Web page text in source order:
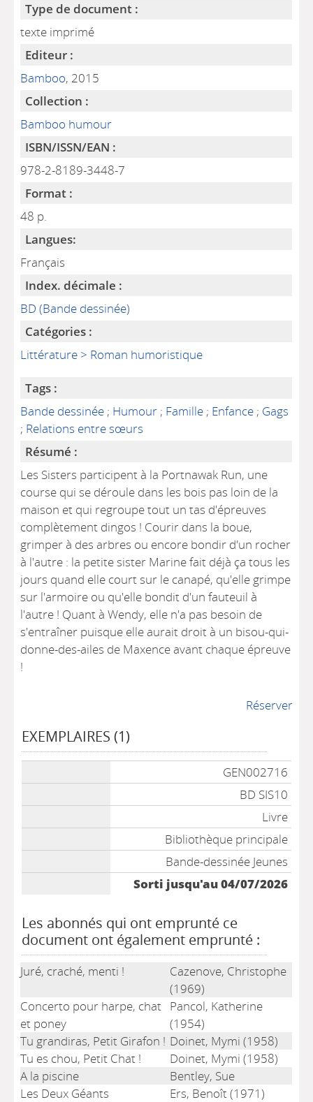
Type de document :
texte imprimé
Editeur :
Bamboo, 2015
Collection :
Bamboo humour
ISBN/ISSN/EAN :
978-2-8189-3448-7
Format :
48 p.
Langues:
Français
Index. décimale :
BD (Bande dessinée)
Catégories :
Littérature > Roman humoristique
Tags :
Bande dessinée ; Humour ; Famille ; Enfance ; Gags
; Relations entre sœurs
Résumé :
Les Sisters participent à la Portnawak Run, une
course qui se déroule dans les bois pas loin de la
maison et qui regroupe tout un tas d'épreuves
complètement dingos ! Courir dans la boue,
grimper à des arbres ou encore bondir d'un rocher
à l'autre : la petite sister Marine fait déjà ça tous les
jours quand elle court sur le canapé, qu'elle grimpe
sur l'armoire ou qu'elle bondit d'un fauteuil à
l'autre ! Quant à Wendy, elle n'a pas besoin de
s'entraîner puisque elle aurait droit à un bisou-qui-
donne-des-ailes de Maxence avant chaque épreuve
!
Réserver
EXEMPLAIRES (1)
GEN002716
BD SIS10
Livre
Bibliothèque principale
Bande-dessinée Jeunes
Sorti jusqu'au 04/07/2026
Les abonnés qui ont emprunté ce
document ont également emprunté :
Juré, craché, menti !
Cazenove, Christophe
(1969)
Concerto pour harpe, chat
et poney
Pancol, Katherine
(1954)
Tu grandiras, Petit Girafon ! Doinet, Mymi (1958)
Tu es chou, Petit Chat !
Doinet, Mymi (1958)
A la piscine
Bentley, Sue
Les Deux Géants
Ers, Benoît (1971)